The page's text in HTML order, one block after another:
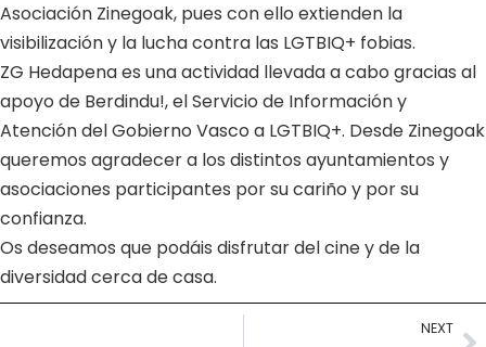
Asociación Zinegoak, pues con ello extienden la
visibilización y la lucha contra las LGTBIQ+ fobias.
ZG Hedapena es una actividad llevada a cabo gracias al
apoyo de Berdindu!, el Servicio de Información y
Atención del Gobierno Vasco a LGTBIQ+. Desde Zinegoak
queremos agradecer a los distintos ayuntamientos y
asociaciones participantes por su cariño y por su
confianza.
Os deseamos que podáis disfrutar del cine y de la
diversidad cerca de casa.
NEXT